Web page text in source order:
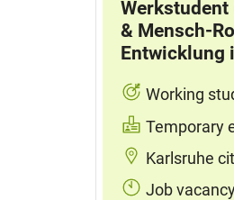
& Mensch-
Working
Temporary
Karlsruhe
Job